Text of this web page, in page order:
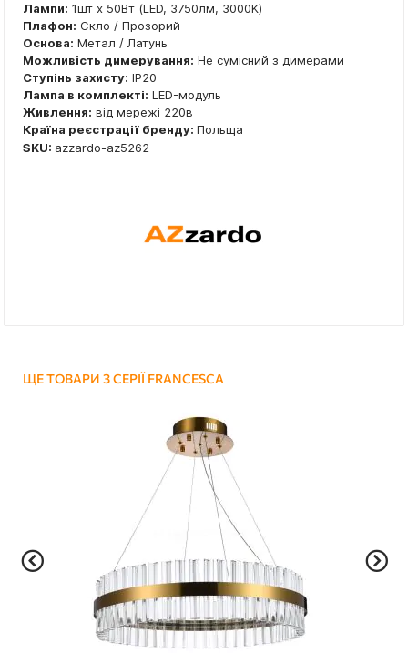
Лампи: 1шт x 50Вт (LED, 3750лм, 3000K)
Плафон: Скло / Прозорий
Основа: Метал / Латунь
Можливість димерування: Не сумісний з димерами
Ступінь захисту: IP20
Лампа в комплекті: LED-модуль
Живлення: від мережі 220в
Країна реєстрації бренду: Польща
SKU: azzardo-az5262
ЩЕ ТОВАРИ З СЕРІЇ FRANCESCA